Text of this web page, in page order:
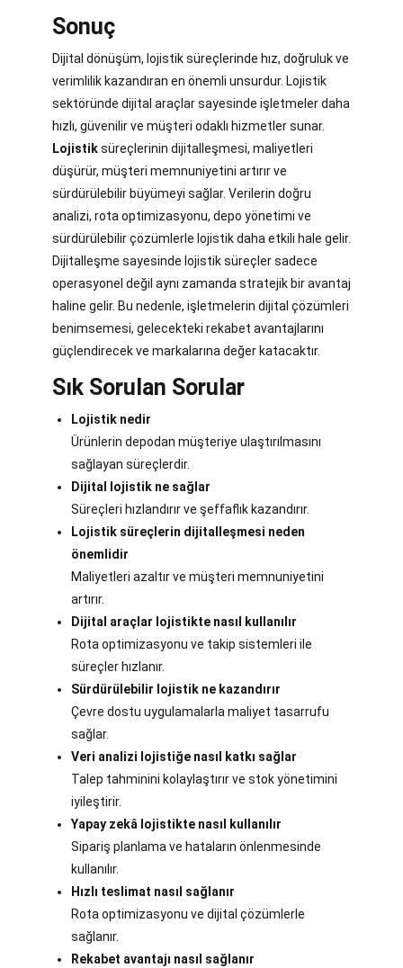
Sonuç
Dijital dönüşüm, lojistik süreçlerinde hız, doğruluk ve
verimlilik kazandıran en önemli unsurdur. Lojistik
sektöründe dijital araçlar sayesinde işletmeler daha
hızlı, güvenilir ve müşteri odaklı hizmetler sunar.
Lojistiksüreçlerinin dijitalleşmesi, maliyetleri
düşürür, müşteri memnuniyetini artırır ve
sürdürülebilir büyümeyi sağlar. Verilerin doğru
analizi, rota optimizasyonu, depo yönetimi ve
sürdürülebilir çözümlerle lojistik daha etkili hale gelir.
Dijitalleşme sayesinde lojistik süreçler sadece
operasyonel değil aynı zamanda stratejik bir avantaj
haline gelir. Bu nedenle, işletmelerin dijital çözümleri
benimsemesi, gelecekteki rekabet avantajlarını
güçlendirecek ve markalarına değer katacaktır.
Sık Sorulan Sorular
Lojistik nedir
Ürünlerin depodan müşteriye ulaştırılmasını
sağlayan süreçlerdir.
Dijital lojistik ne sağlar
Süreçleri hızlandırır ve şeffaflık kazandırır.
Lojistik süreçlerin dijitalleşmesi neden
önemlidir
Maliyetleri azaltır ve müşteri memnuniyetini
artırır.
Dijital araçlar lojistikte nasıl kullanılır
Rota optimizasyonu ve takip sistemleri ile
süreçler hızlanır.
Sürdürülebilir lojistik ne kazandırır
Çevre dostu uygulamalarla maliyet tasarrufu
sağlar.
Veri analizi lojistiğe nasıl katkı sağlar
Talep tahminini kolaylaştırır ve stok yönetimini
iyileştirir.
Yapay zekâ lojistikte nasıl kullanılır
Sipariş planlama ve hataların önlenmesinde
kullanılır.
Hızlı teslimat nasıl sağlanır
Rota optimizasyonu ve dijital çözümlerle
sağlanır.
Rekabet avantajı nasıl sağlanır